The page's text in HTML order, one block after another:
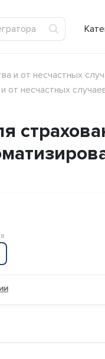
и от несчастных
несчастных